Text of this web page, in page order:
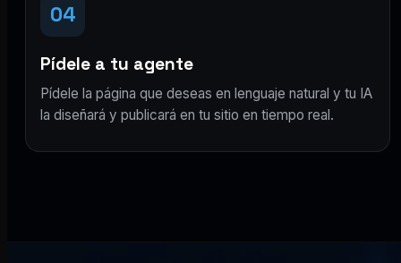
04
Pídele a tu agente
Pídele la página que deseas en lenguaje natural y tu IA
la diseñará y publicará en tu sitio en tiempo real.